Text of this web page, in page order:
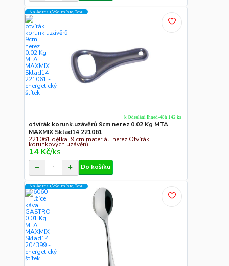
Na Adresu,Výd.místo,Boxu
otvírák korunk.uzávěrů 9cm nerez 0.02 Kg MTA
MAXMIX Sklad14 221061
221061 délka: 9 cm materiál: nerez Otvírák
korunkových uzávěrů...
14 Kč/ks
k Odeslání Ihned-48h 142 ks
Do košíku
Na Adresu,Výd.místo,Boxu